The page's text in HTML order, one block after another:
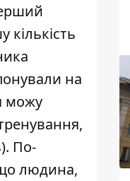
на
можу
По-
людина,